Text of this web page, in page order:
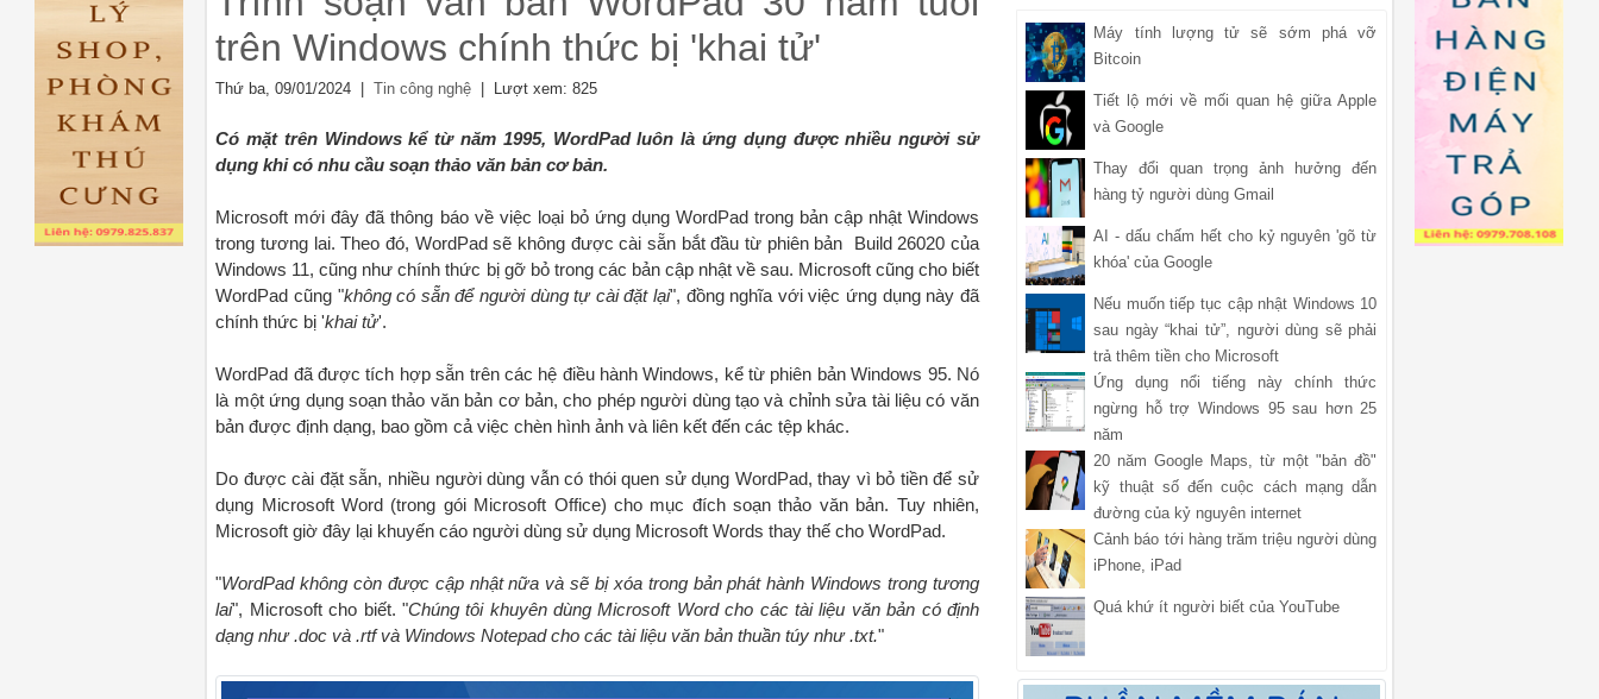
trên Windows chính thức bị 'khai tử'
Thứ ba, 09/01/2024 | Tin công nghệ | Lượt xem: 825
Có mặt trên Windows kể từ năm 1995, WordPad luôn là ứng dụng được nhiều người sử
dụng khi có nhu cầu soạn thảo văn bản cơ bản.
Microsoft mới đây đã thông báo về việc loại bỏ ứng dụng WordPad trong bản cập nhật Windows
trong tương lai. Theo đó, WordPad sẽ không được cài sẵn bắt đầu từ phiên bản Build 26020 của
Windows 11, cũng như chính thức bị gỡ bỏ trong các bản cập nhật về sau. Microsoft cũng cho biết
WordPad cũng "không có sẵn để người dùng tự cài đặt lại", đồng nghĩa với việc ứng dụng này đã
chính thức bị 'khai tử'.
WordPad đã được tích hợp sẵn trên các hệ điều hành Windows, kể từ phiên bản Windows 95. Nó
là một ứng dụng soạn thảo văn bản cơ bản, cho phép người dùng tạo và chỉnh sửa tài liệu có văn
bản được định dạng, bao gồm cả việc chèn hình ảnh và liên kết đến các tệp khác.
Do được cài đặt sẵn, nhiều người dùng vẫn có thói quen sử dụng WordPad, thay vì bỏ tiền để sử
dụng Microsoft Word (trong gói Microsoft Office) cho mục đích soạn thảo văn bản. Tuy nhiên,
Microsoft giờ đây lại khuyến cáo người dùng sử dụng Microsoft Words thay thế cho WordPad.
"WordPad không còn được cập nhật nữa và sẽ bị xóa trong bản phát hành Windows trong tương
lai", Microsoft cho biết. "Chúng tôi khuyên dùng Microsoft Word cho các tài liệu văn bản có định
dạng như .doc và .rtf và Windows Notepad cho các tài liệu văn bản thuần túy như .txt."
Máy tính lượng tử sẽ sớm phá vỡ
Bitcoin
Tiết lộ mới về mối quan hệ giữa Apple
và Google
Thay đổi quan trọng ảnh hưởng đến
hàng tỷ người dùng Gmail
AI - dấu chấm hết cho kỷ nguyên 'gõ từ
khóa' của Google
Nếu muốn tiếp tục cập nhật Windows 10
sau ngày “khai tử”, người dùng sẽ phải
trả thêm tiền cho Microsoft
Ứng dụng nổi tiếng này chính thức
ngừng hỗ trợ Windows 95 sau hơn 25
năm
20 năm Google Maps, từ một "bản đồ"
kỹ thuật số đến cuộc cách mạng dẫn
đường của kỷ nguyên internet
Cảnh báo tới hàng trăm triệu người dùng
iPhone, iPad
Quá khứ ít người biết của YouTube